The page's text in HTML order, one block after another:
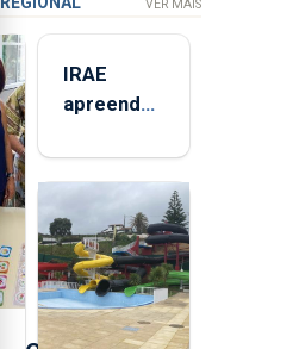
VER MAIS
IRAE
apreendeu
toneladas
de
alimentos
entre
2021 e
2025 nos
Açores